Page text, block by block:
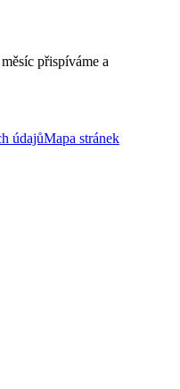
přispíváme a
údajůMapa stránek